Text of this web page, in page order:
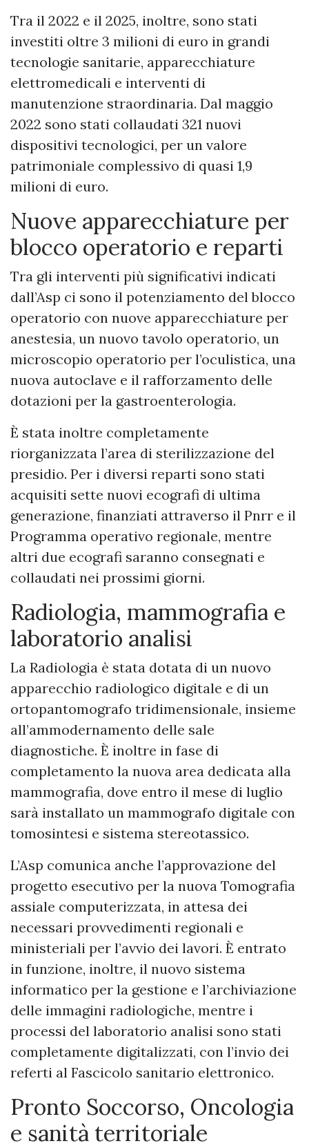
Tra il 2022 e il 2025, inoltre, sono stati
investiti oltre 3 milioni di euro in grandi
tecnologie sanitarie, apparecchiature
elettromedicali e interventi di
manutenzione straordinaria. Dal maggio
2022 sono stati collaudati 321 nuovi
dispositivi tecnologici, per un valore
patrimoniale complessivo di quasi 1,9
milioni di euro.
Nuove apparecchiature per
blocco operatorio e reparti
Tra gli interventi più significativi indicati
dall’Asp ci sono il potenziamento del blocco
operatorio con nuove apparecchiature per
anestesia, un nuovo tavolo operatorio, un
microscopio operatorio per l’oculistica, una
nuova autoclave e il rafforzamento delle
dotazioni per la gastroenterologia.
È stata inoltre completamente
riorganizzata l’area di sterilizzazione del
presidio. Per i diversi reparti sono stati
acquisiti sette nuovi ecografi di ultima
generazione, finanziati attraverso il Pnrr e il
Programma operativo regionale, mentre
altri due ecografi saranno consegnati e
collaudati nei prossimi giorni.
Radiologia, mammografia e
laboratorio analisi
La Radiologia è stata dotata di un nuovo
apparecchio radiologico digitale e di un
ortopantomografo tridimensionale, insieme
all’ammodernamento delle sale
diagnostiche. È inoltre in fase di
completamento la nuova area dedicata alla
mammografia, dove entro il mese di luglio
sarà installato un mammografo digitale con
tomosintesi e sistema stereotassico.
L’Asp comunica anche l’approvazione del
progetto esecutivo per la nuova Tomografia
assiale computerizzata, in attesa dei
necessari provvedimenti regionali e
ministeriali per l’avvio dei lavori. È entrato
in funzione, inoltre, il nuovo sistema
informatico per la gestione e l’archiviazione
delle immagini radiologiche, mentre i
processi del laboratorio analisi sono stati
completamente digitalizzati, con l’invio dei
referti al Fascicolo sanitario elettronico.
Pronto Soccorso, Oncologia
e sanità territoriale